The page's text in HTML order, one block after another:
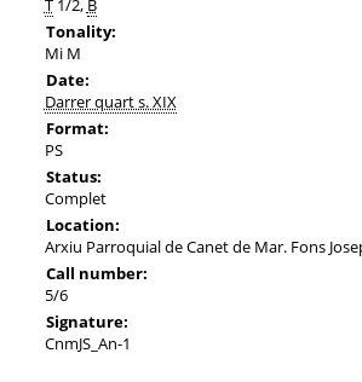
T1/2, B
Tonality:
Mi M
Date:
Darrer quart s. XIX
Format:
PS
Status:
Complet
Location:
Arxiu Parroquial de Canet de Mar. Fons
Call number:
5/6
Signature:
CnmJS_An-1